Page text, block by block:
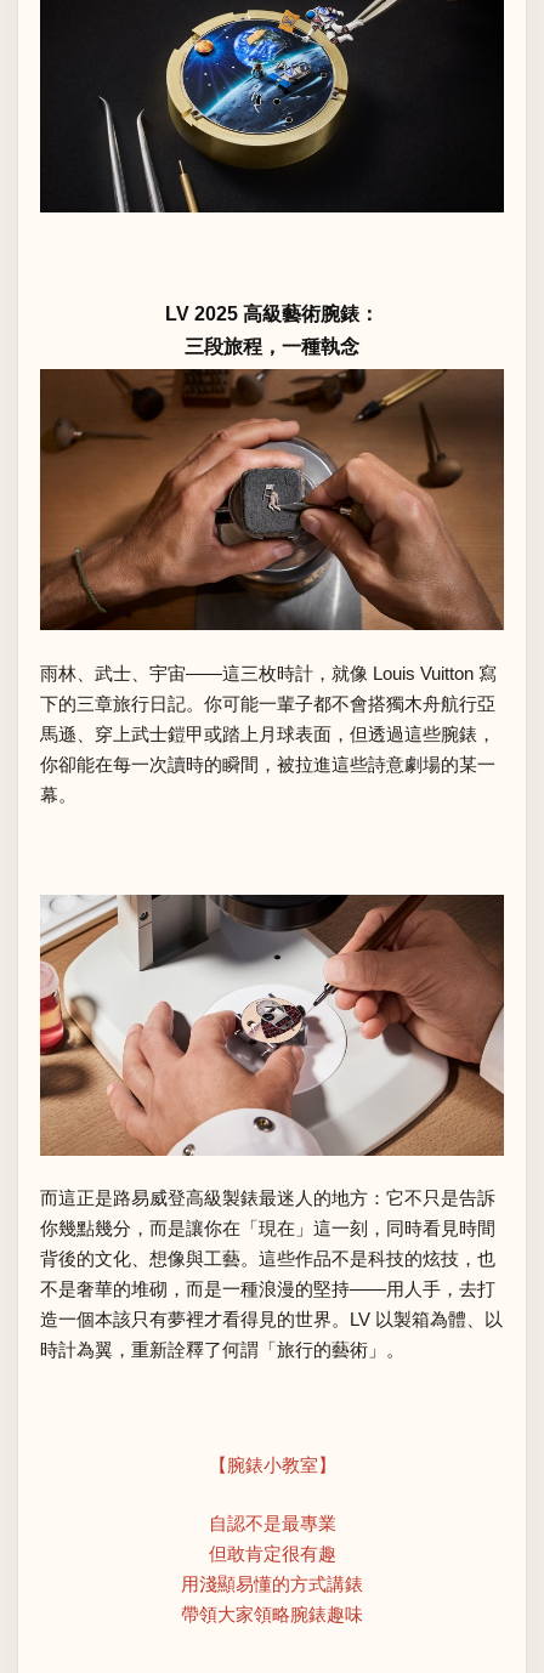
LV 2025 高級藝術腕錶：
三段旅程，一種執念
雨林、武士、宇宙——這三枚時計，就像 Louis Vuitton 寫
下的三章旅行日記。你可能一輩子都不會搭獨木舟航行亞
馬遜、穿上武士鎧甲或踏上月球表面，但透過這些腕錶，
你卻能在每一次讀時的瞬間，被拉進這些詩意劇場的某一
幕。
而這正是路易威登高級製錶最迷人的地方：它不只是告訴
你幾點幾分，而是讓你在「現在」這一刻，同時看見時間
背後的文化、想像與工藝。這些作品不是科技的炫技，也
不是奢華的堆砌，而是一種浪漫的堅持——用人手，去打
造一個本該只有夢裡才看得見的世界。LV 以製箱為體、以
時計為翼，重新詮釋了何謂「旅行的藝術」。
【腕錶小教室】
自認不是最專業
但敢肯定很有趣
用淺顯易懂的方式講錶
帶領大家領略腕錶趣味